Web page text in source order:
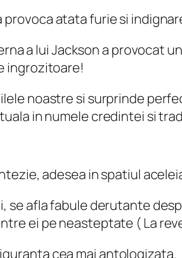
atata furie si
a lui Jackson a provocat
ingrozitoare!
noastre si surprinde
in numele credintei si
adesea in spatiul
afla fabule derutante
ei pe neasteptate (La
cea mai antologizata.